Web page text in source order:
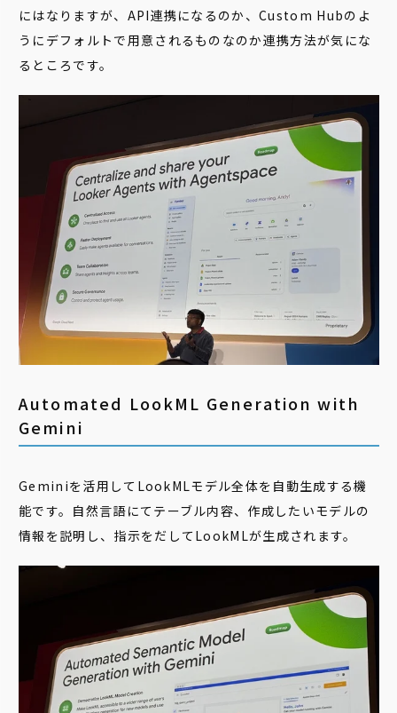
にはなりますが、API連携になるのか、Custom Hubのよ
うにデフォルトで用意されるものなのか連携方法が気にな
るところです。
Automated LookML Generation with
Gemini
Geminiを活用してLookMLモデル全体を自動生成する機
能です。自然言語にてテーブル内容、作成したいモデルの
情報を説明し、指示をだしてLookMLが生成されます。